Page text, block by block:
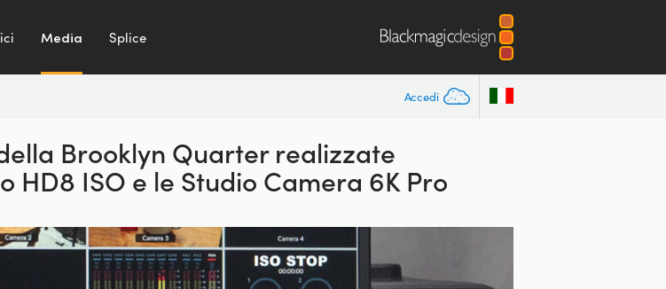
Media Splice
Accedi
Brooklyn Quarter realizzate
HD8 ISO e le Studio Camera 6K Pro